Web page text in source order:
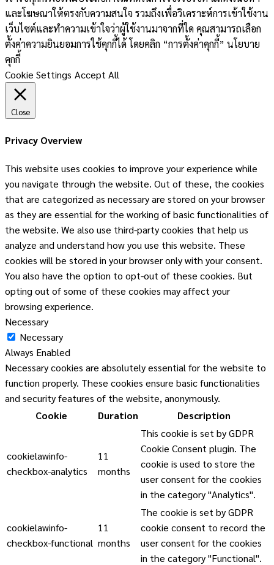
และโฆษณาให้ตรงกับความสนใจ รวมถึงเพื่อวิเคราะห์การเข้าใช้งาน
เว็บไซต์และทำความเข้าใจว่าผู้ใช้งานมาจากที่ใด คุณสามารถเลือก
ตั้งค่าความยินยอมการใช้คุกกี้ได้ โดยคลิก “การตั้งค่าคุกกี้” นโยบาย
คุกกี้
Cookie Settings Accept All
Close
Privacy Overview
This website uses cookies to improve your experience while
you navigate through the website. Out of these, the cookies
that are categorized as necessary are stored on your browser
as they are essential for the working of basic functionalities of
the website. We also use third-party cookies that help us
analyze and understand how you use this website. These
cookies will be stored in your browser only with your consent.
You also have the option to opt-out of these cookies. But
opting out of some of these cookies may affect your
browsing experience.
Necessary
Necessary
Always Enabled
Necessary cookies are absolutely essential for the website to
function properly. These cookies ensure basic functionalities
and security features of the website, anonymously.
Cookie
Duration Description
cookielawinfo-
checkbox-analytics
11
months
This cookie is set by GDPR
Cookie Consent plugin. The
cookie is used to store the
user consent for the cookies
in the category "Analytics".
cookielawinfo-
checkbox-functional
11
months
The cookie is set by GDPR
cookie consent to record the
user consent for the cookies
in the category "Functional".